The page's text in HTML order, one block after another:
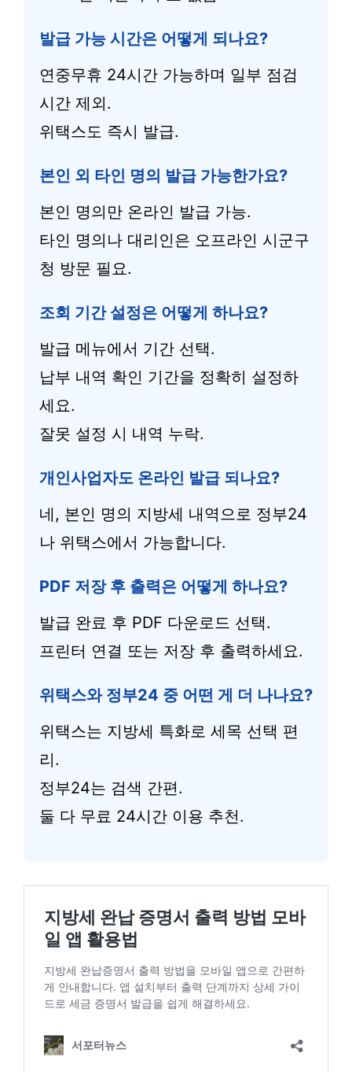
발급 가능 시간은 어떻게 되나요?
연중무휴 24시간 가능하며 일부 점검
시간 제외.
위택스도 즉시 발급.
본인 외 타인 명의 발급 가능한가요?
본인 명의만 온라인 발급 가능.
타인 명의나 대리인은 오프라인 시군구
청 방문 필요.
조회 기간 설정은 어떻게 하나요?
발급 메뉴에서 기간 선택.
납부 내역 확인 기간을 정확히 설정하
세요.
잘못 설정 시 내역 누락.
개인사업자도 온라인 발급 되나요?
네, 본인 명의 지방세 내역으로 정부24
나 위택스에서 가능합니다.
PDF 저장 후 출력은 어떻게 하나요?
발급 완료 후 PDF 다운로드 선택.
프린터 연결 또는 저장 후 출력하세요.
위택스와 정부24 중 어떤 게 더 나나요?
위택스는 지방세 특화로 세목 선택 편
리.
정부24는 검색 간편.
둘 다 무료 24시간 이용 추천.